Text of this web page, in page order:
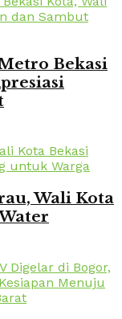
Bekasi
Wali Kota